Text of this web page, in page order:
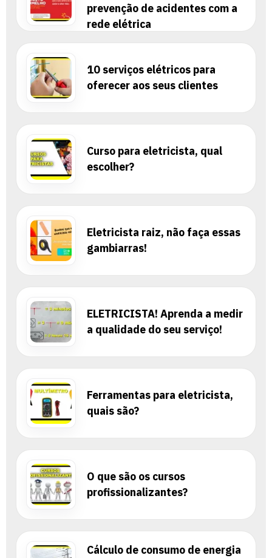
prevenção de acidentes com a
rede elétrica
10 serviços elétricos para
oferecer aos seus clientes
Curso para eletricista, qual
escolher?
Eletricista raiz, não faça essas
gambiarras!
ELETRICISTA! Aprenda a medir
a qualidade do seu serviço!
Ferramentas para eletricista,
quais são?
O que são os cursos
profissionalizantes?
Cálculo de consumo de energia